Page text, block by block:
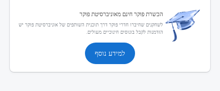
הכשרת פוקר חינם מאוניברסיטת פוקר
לשחקנים שחיברו חדרי פוקר דרך תוכנית השותפים של אוניברסיטת פוקר יש
הזדמנות לקבל בונוסים חינוכיים מעולים.
למידע נוסף